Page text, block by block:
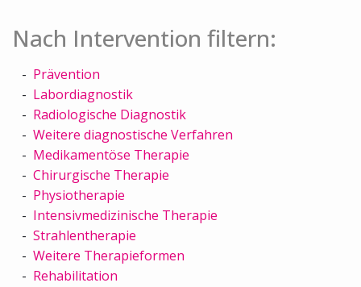
Nach Intervention filtern:
Prävention
Labordiagnostik
Radiologische Diagnostik
Weitere diagnostische Verfahren
Medikamentöse Therapie
Chirurgische Therapie
Physiotherapie
Intensivmedizinische Therapie
Strahlentherapie
Weitere Therapieformen
Rehabilitation